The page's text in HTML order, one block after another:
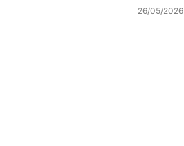
26/05/2026